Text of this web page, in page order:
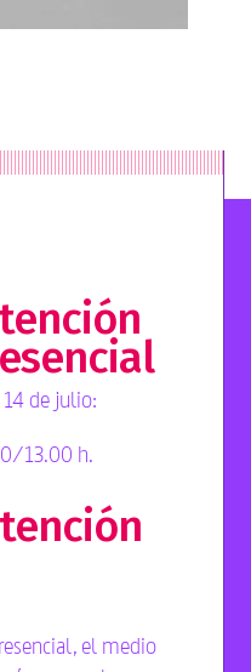
de julio:
13.00 h.
el medio